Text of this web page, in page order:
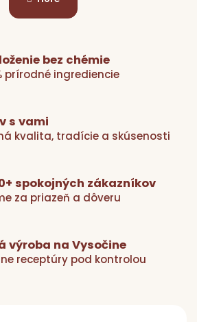
á
d
i
e
v
k
ý
p
u
v
i
e
bez chémie
prírodné ingrediencie
s vami
kvalita, tradície a skúsenosti
spokojných zákazníkov
za priazeň a dôveru
výroba na Vysočine
receptúry pod kontrolou